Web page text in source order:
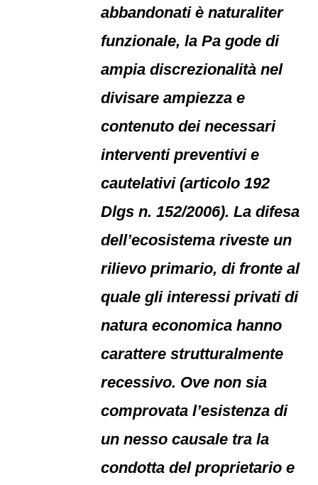
abbandonati è naturaliter
funzionale, la Pa gode di
ampia discrezionalità nel
divisare ampiezza e
contenuto dei necessari
interventi preventivi e
cautelativi (articolo 192
Dlgs n. 152/2006). La difesa
dell’ecosistema riveste un
rilievo primario, di fronte al
quale gli interessi privati di
natura economica hanno
carattere strutturalmente
recessivo. Ove non sia
comprovata l’esistenza di
un nesso causale tra la
condotta del proprietario e